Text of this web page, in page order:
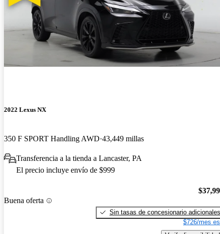
2022 Lexus NX
350 F SPORT Handling AWD 43,449 millas
Transferencia a la tienda a Lancaster, PA
El precio incluye envío de $999
Buena oferta
Sin tasas de concesionario adicionales
$726/mes